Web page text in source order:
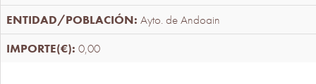
Ayto. de Andoain
0,00